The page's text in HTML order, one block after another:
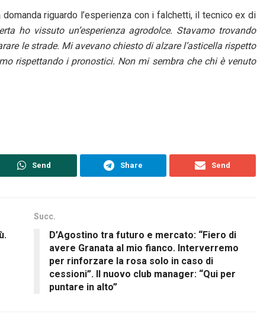
domanda riguardo l’esperienza con i falchetti, il tecnico ex di
ho vissuto un’esperienza agrodolce. Stavamo trovando
le strade. Mi avevano chiesto di alzare l’asticella rispetto
rispettando i pronostici. Non mi sembra che chi è venuto
Send Share Send
Succ.
D’Agostino tra futuro e mercato: “Fiero di
avere Granata al mio fianco. Interverremo
per rinforzare la rosa solo in caso di
cessioni”. Il nuovo club manager: “Qui per
puntare in alto”